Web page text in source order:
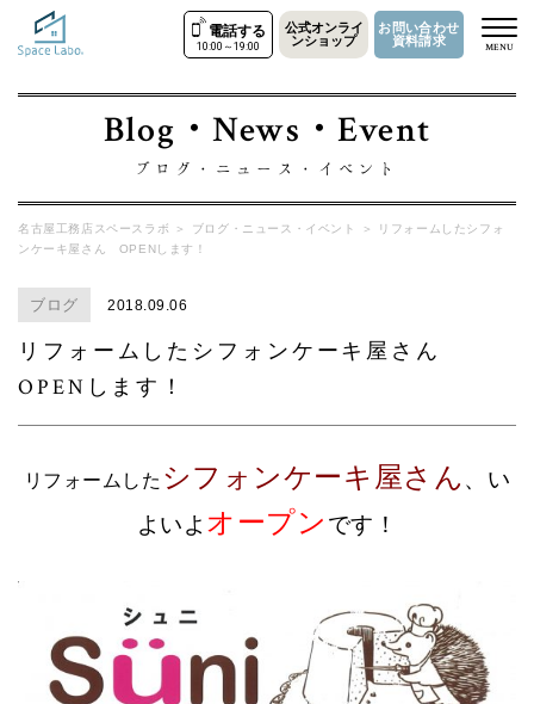
電話する
10:00～19:00
公式オンライ
ンショップ
お問い合わせ
資料請求
MENU
Blog・News・Event
ブログ・ニュース・イベント
名古屋工務店スペースラボ ＞ ブログ・ニュース・イベント ＞
リフォームしたシフォ
ンケーキ屋さん OPENします！
ブログ 2018.09.06
リフォームしたシフォンケーキ屋さん
OPENします！
リフォームした シフォンケーキ屋さん 、い
よいよ オープン です！